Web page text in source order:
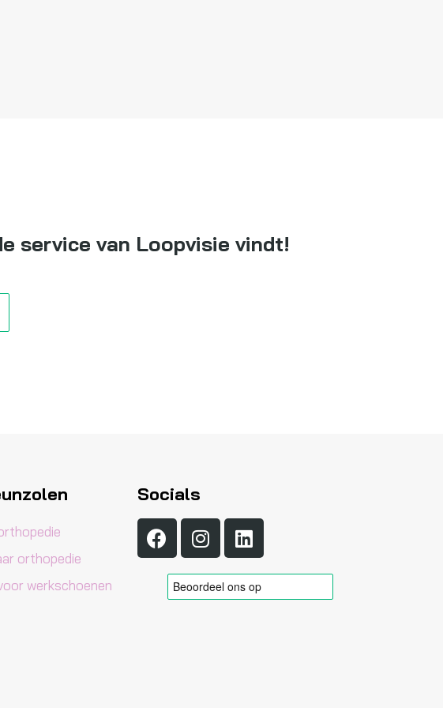
service van Loopvisie vindt!
orthopedie
werkschoenen
Socials